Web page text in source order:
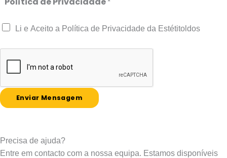
d
d
e
ó
d
g
o
g
m
Li e Aceito a Política de Privacidade da Estétitoldos
Enviar Mensagem
Precisa de ajuda?
Entre em contacto com a nossa equipa. Estamos disponíveis